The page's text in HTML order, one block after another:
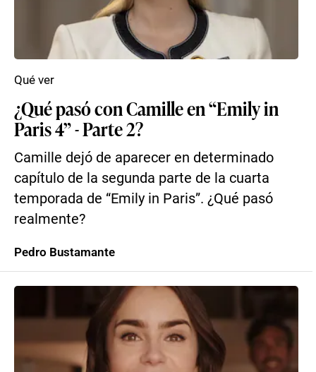
¿Qué pasó con Camille en “Emily in
Paris 4” - Parte 2?
Camille dejó de aparecer en determinado
capítulo de la segunda parte de la cuarta
temporada de “Emily in Paris”. ¿Qué pasó
realmente?
Qué ver
Pedro Bustamante